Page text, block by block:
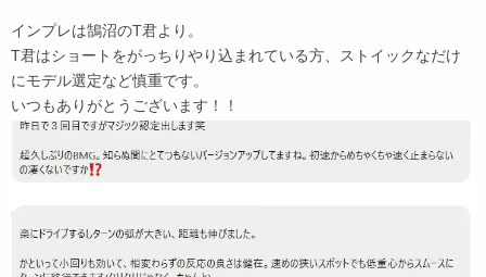
インプレは鵠沼のT君より。
T君はショートをがっちりやり込まれている方、ストイックなだけ
にモデル選定など慎重です。
いつもありがとうございます！！